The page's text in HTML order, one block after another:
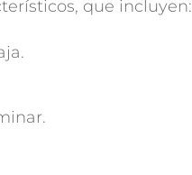
que incluyen: